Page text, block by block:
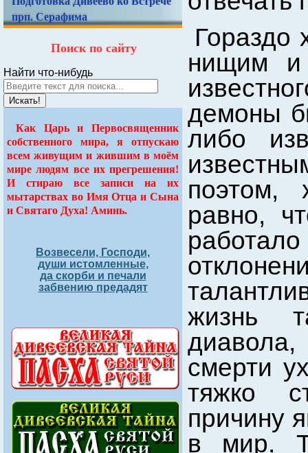
прп. Серафима
Поиск по сайту
Найти что-нибудь
Искать!
Как Царь и Первосвященник
собственного мира, я отпускаю
всем живущим и жившим в моём
мире людям все их прегрешения!
И стираю все записи на их
мытарствах во Имя Отца и Сына
и Святаго Духа! Аминь.
Возвесели, Господи,
души истомленные,
да скорби и печали
забвению предадят
Гораздо
нищим и
демоны
либо
поэтом,
равно,
жизнь
смерти
тяжко
причину
в мир.